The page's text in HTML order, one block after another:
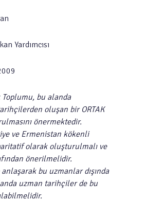
Yardımcısı
Toplumu, bu alanda
oluşan bir ORTAK
önermektedir.
ve Ermenistan kökenli
olarak oluşturulmalı ve
önerilmelidir.
bu uzmanlar dışında
uzman tarihçiler de bu